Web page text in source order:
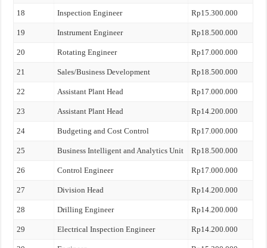
18 Inspection Engineer Rp15.300.000
19 Instrument Engineer Rp18.500.000
20 Rotating Engineer Rp17.000.000
21 Sales/Business Development Rp18.500.000
22 Assistant Plant Head Rp17.000.000
23 Assistant Plant Head Rp14.200.000
24 Budgeting and Cost Control Rp17.000.000
25 Business Intelligent and Analytics Unit Rp18.500.000
26 Control Engineer Rp17.000.000
27 Division Head Rp14.200.000
28 Drilling Engineer Rp14.200.000
29 Electrical Inspection Engineer Rp14.200.000